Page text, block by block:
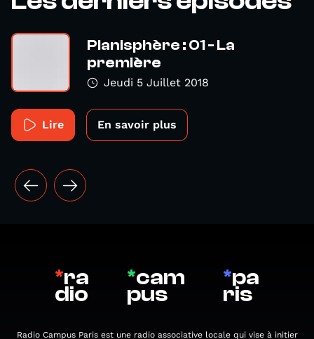
Planisphère : 01 - La
première
Jeudi 5 Juillet 2018
Lire En savoir plus
*ra
dio
*cam
pus
*pa
ris
Radio Campus Paris est une radio associative locale qui vise à initier